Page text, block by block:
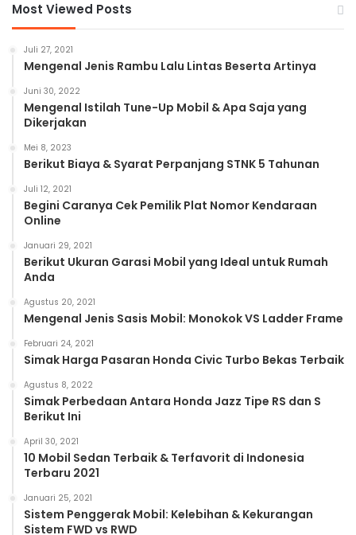
Most Viewed Posts
Juli 27, 2021
Mengenal Jenis Rambu Lalu Lintas Beserta Artinya
Juni 30, 2022
Mengenal Istilah Tune-Up Mobil & Apa Saja yang
Dikerjakan
Mei 8, 2023
Berikut Biaya & Syarat Perpanjang STNK 5 Tahunan
Juli 12, 2021
Begini Caranya Cek Pemilik Plat Nomor Kendaraan
Online
Januari 29, 2021
Berikut Ukuran Garasi Mobil yang Ideal untuk Rumah
Anda
Agustus 20, 2021
Mengenal Jenis Sasis Mobil: Monokok VS Ladder Frame
Februari 24, 2021
Simak Harga Pasaran Honda Civic Turbo Bekas Terbaik
Agustus 8, 2022
Simak Perbedaan Antara Honda Jazz Tipe RS dan S
Berikut Ini
April 30, 2021
10 Mobil Sedan Terbaik & Terfavorit di Indonesia
Terbaru 2021
Januari 25, 2021
Sistem Penggerak Mobil: Kelebihan & Kekurangan
Sistem FWD vs RWD